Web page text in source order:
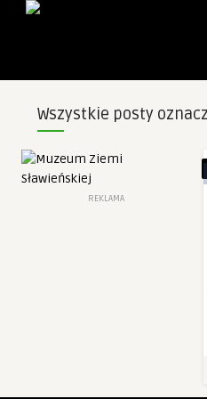
Wszystkie posty
REKLAMA